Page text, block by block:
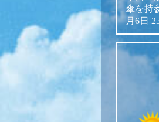
傘を持
月6日